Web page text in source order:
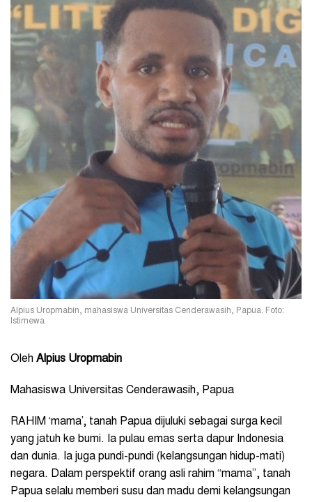
Alpius Uropmabin, mahasiswa Universitas Cenderawasih, Papua. Foto:
Istimewa
Oleh Alpius Uropmabin
Mahasiswa Universitas Cenderawasih, Papua
RAHIM ‘mama’, tanah Papua dijuluki sebagai surga kecil
yang jatuh ke bumi. Ia pulau emas serta dapur Indonesia
dan dunia. Ia juga pundi-pundi (kelangsungan hidup-mati)
negara. Dalam perspektif orang asli rahim “mama”, tanah
Papua selalu memberi susu dan madu demi kelangsungan